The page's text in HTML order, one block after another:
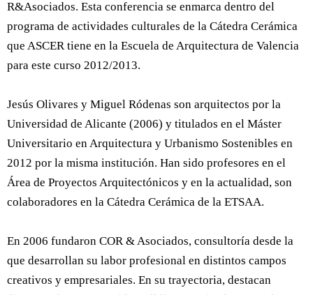
R&Asociados. Esta conferencia se enmarca dentro del
programa de actividades culturales de la Cátedra Cerámica
que ASCER tiene en la Escuela de Arquitectura de Valencia
para este curso 2012/2013.
Jesús Olivares y Miguel Ródenas son arquitectos por la
Universidad de Alicante (2006) y titulados en el Máster
Universitario en Arquitectura y Urbanismo Sostenibles en
2012 por la misma institución. Han sido profesores en el
Área de Proyectos Arquitectónicos y en la actualidad, son
colaboradores en la Cátedra Cerámica de la ETSAA.
En 2006 fundaron COR & Asociados, consultoría desde la
que desarrollan su labor profesional en distintos campos
creativos y empresariales. En su trayectoria, destacan